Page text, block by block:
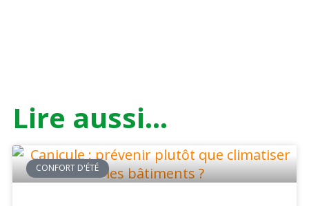
Lire aussi...
CONFORT D'ÉTÉ